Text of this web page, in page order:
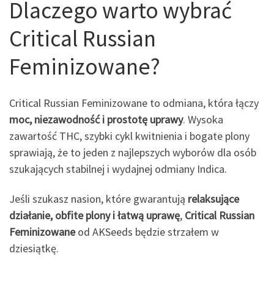
Dlaczego warto wybrać
Critical Russian
Feminizowane?
Critical Russian Feminizowane to odmiana, która łączy
moc, niezawodność i prostotę uprawy. Wysoka
zawartość THC, szybki cykl kwitnienia i bogate plony
sprawiają, że to jeden z najlepszych wyborów dla osób
szukających stabilnej i wydajnej odmiany Indica.
Jeśli szukasz nasion, które gwarantują relaksujące
działanie, obfite plony i łatwą uprawę, Critical Russian
Feminizowaneod AKSeeds będzie strzałem w
dziesiątkę.